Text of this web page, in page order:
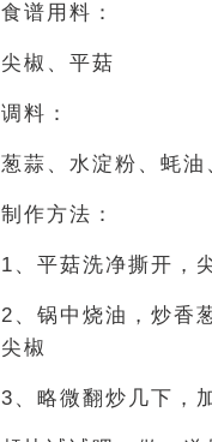
食谱用料：
尖椒、平菇
调料：
葱蒜、水淀粉、蚝
制作方法：
1、平菇洗净撕开，
2、锅中烧油，炒香
尖椒
3、略微翻炒几下，